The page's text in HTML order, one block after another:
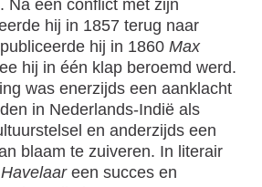
Na een conflict met zijn
hij in 1857 terug naar
hij in 1860 Max
hij in één klap beroemd werd.
was enerzijds een aanklacht
in Nederlands-Indië als
en anderzijds een
blaam te zuiveren. In literair
een succes en